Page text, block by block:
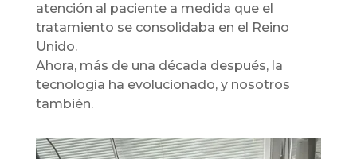
atención al paciente a medida que el
tratamiento se consolidaba en el Reino
Unido.
Ahora, más de una década después, la
tecnología ha evolucionado, y nosotros
también.